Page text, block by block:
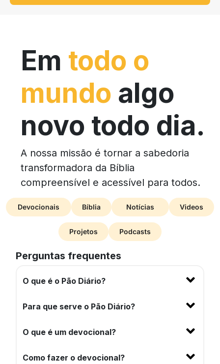
Em todo o
mundo algo
novo todo dia.
A nossa missão é tornar a sabedoria
transformadora da Bíblia
compreensível e acessível para todos.
Devocionais Bíblia Notícias Videos
Projetos Podcasts
Perguntas frequentes
O que é o Pão Diário?
Para que serve o Pão Diário?
O que é um devocional?
Como fazer o devocional?